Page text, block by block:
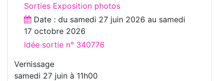
Sorties Exposition photos
Date : du samedi 27 juin 2026 au samedi
17 octobre 2026
Idée sortie n° 340776
Vernissage
samedi 27 juin à 11h00